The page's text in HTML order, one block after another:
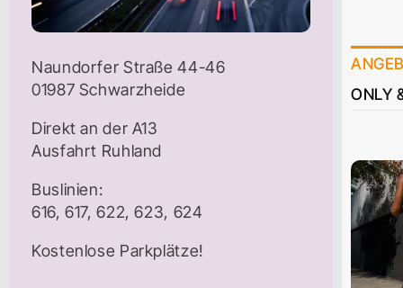
Naundorfer Straße 44-46
01987 Schwarzheide
Direkt an der A13
Ausfahrt Ruhland
Buslinien:
616, 617, 622, 623, 624
Kostenlose Parkplätze!
ONLY